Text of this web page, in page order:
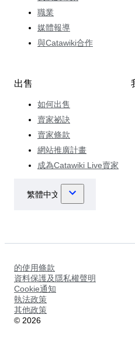
職業
媒體報導
與Catawiki合作
出售
如何出售
賣家祕訣
賣家條款
網站推廣計畫
成為Catawiki Live賣家
的使用條款
資料保護及隱私權聲明
Cookie通知
執法政策
其他政策
© 2026